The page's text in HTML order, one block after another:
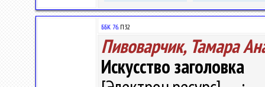
ББК 76.П32
Пивоварчик, Тамара
Искусство заголовка